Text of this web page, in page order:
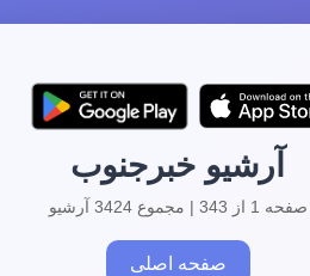
آرشیو خبرجنوب
صفحه 1 از 343 | مجموع 3424 آرشیو
صفحه اصلی